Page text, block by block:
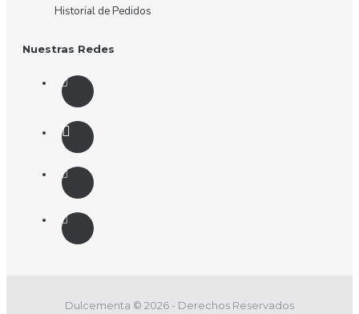
Historial de Pedidos
Nuestras Redes
Dulcementa © 2026 - Derechos Reservados